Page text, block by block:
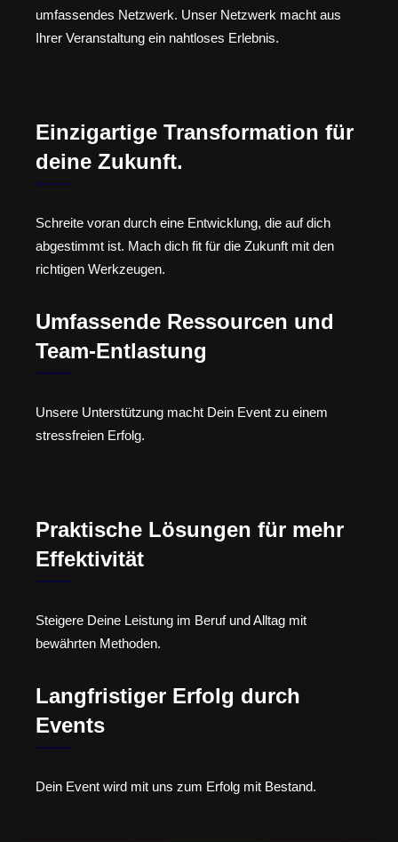
umfassendes Netzwerk. Unser Netzwerk macht aus
Ihrer Veranstaltung ein nahtloses Erlebnis.
Einzigartige Transformation für
deine Zukunft.
Schreite voran durch eine Entwicklung, die auf dich
abgestimmt ist. Mach dich fit für die Zukunft mit den
richtigen Werkzeugen.
Umfassende Ressourcen und
Team-Entlastung
Unsere Unterstützung macht Dein Event zu einem
stressfreien Erfolg.
Praktische Lösungen für mehr
Effektivität
Steigere Deine Leistung im Beruf und Alltag mit
bewährten Methoden.
Langfristiger Erfolg durch
Events
Dein Event wird mit uns zum Erfolg mit Bestand.